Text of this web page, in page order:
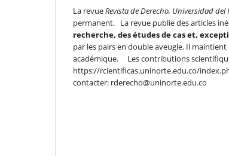
La revueRevista de Derecho, Universidad del
permanent. La revue publie des articles
recherche, des études de cas et,
par les pairs en double aveugle. Il
académique. Les contributions
https://rcientificas.uninorte.edu.co/
contacter: rderecho@uninorte.edu.co